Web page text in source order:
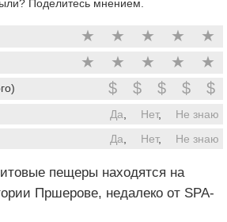
Поделитесь мнением.
★ ★ ★ ★ ★
★ ★ ★ ★ ★
$ $ $ $ $
Да Нет,
Не знаю
Да Нет, Не знаю
пещеры находятся на
Пршерове, недалеко от SPA-